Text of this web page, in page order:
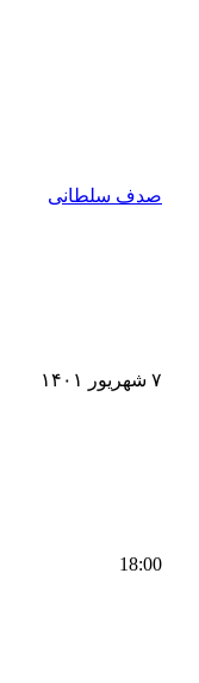
صدف سلطانی
۷ شهریور ۱۴۰۱
18:00